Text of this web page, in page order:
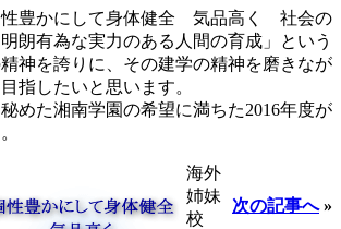
豊かにして身体健全 気品高く 社会の
朗有為な実力のある人間の育成」という
神を誇りに、その建学の精神を磨きなが
指したいと思います。
めた湘南学園の希望に満ちた2016年度が
次の記事へ»
海外
姉妹
校